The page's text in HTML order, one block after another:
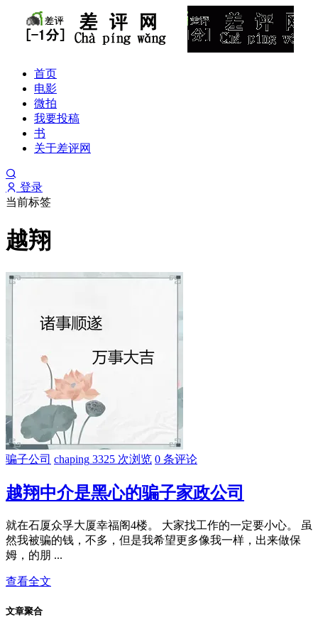
首页
电影
微拍
我要投稿
书
关于差评网
登录
当前标签
越翔
骗子公司 chaping 3325 次浏览 0 条评论
越翔中介是黑心的骗子家政公司
就在石厦众孚大厦幸福阁4楼。 大家找工作的一定要小心。 虽
然我被骗的钱，不多，但是我希望更多像我一样，出来做保
姆，的朋 ...
查看全文
文章聚合